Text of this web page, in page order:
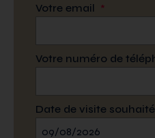
Votre email *
Votre numéro de
Date de visite